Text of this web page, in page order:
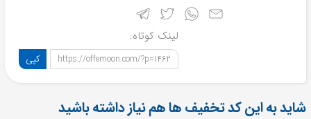
لینک کوتاه:
https://offemoon.com/?p=1462 کپی
شاید به این کد تخفیف ها هم نیاز داشته باشید